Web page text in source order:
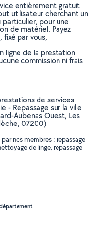
entièrement gratuit
utilisateur cherchant un
particulier, pour une
de matériel. Payez
fixé par vous,
ligne de la prestation
commission ni frais
de services
- Repassage sur la ville
Aubenas Ouest, Les
07200)
nos membres : repassage
de linge, repassage